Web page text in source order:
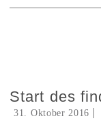
Start des
31. Oktober 2016